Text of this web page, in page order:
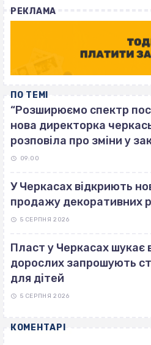
РЕКЛАМА
ПО ТЕМІ
“Розширюємо спектр
нова директорка
розповіла про зміни у
09:00
У Черкасах відкриють
продажу декоративних
5 СЕРПНЯ 2026
Пласт у Черкасах шукає
дорослих запрошують
для дітей
5 СЕРПНЯ 2026
КОМЕНТАРІ